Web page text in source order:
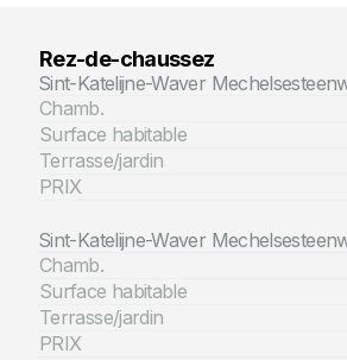
Rez-de-chaussez
Sint-Katelijne-Waver
Chamb.
Surface habitable
Terrasse/jardin
PRIX
Sint-Katelijne-Waver
Chamb.
Surface habitable
Terrasse/jardin
PRIX